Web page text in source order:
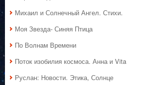
Михаил и Солнечный Ангел. Стихи.
Моя Звезда- Синяя Птица
По Волнам Времени
Поток изобилия космоса. Анна и Vita
Руслан: Новости. Этика, Солнце